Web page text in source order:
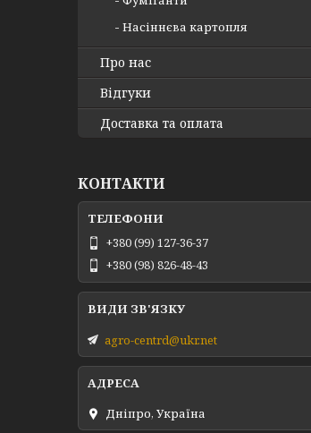
Насіннєва картопля
Про нас
Відгуки
Доставка та оплата
КОНТАКТИ
+380 (99) 127-36-37
+380 (98) 826-48-43
agro-centrd@ukr.net
Дніпро, Україна